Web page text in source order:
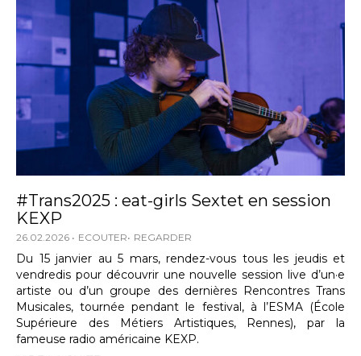
#Trans2025 : eat-girls Sextet en session
KEXP
26.02.2026 ECOUTER REGARDER
Du 15 janvier au 5 mars, rendez-vous tous les jeudis et
vendredis pour découvrir une nouvelle session live d’un·e
artiste ou d’un groupe des dernières Rencontres Trans
Musicales, tournée pendant le festival, à l’ESMA (École
Supérieure des Métiers Artistiques, Rennes), par la
fameuse radio américaine KEXP.